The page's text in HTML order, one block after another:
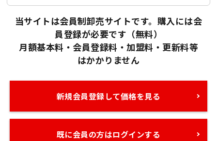
当サイトは会員制卸売サイトです。購入には会
員登録が必要です（無料）
月額基本料・会員登録料・加盟料・更新料等
はかかりません
新規会員登録して価格を見る
既に会員の方はログインする